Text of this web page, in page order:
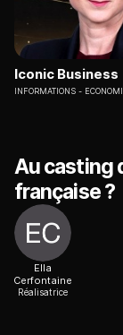
Iconic Business
INFORMATIONS
Au casting
française ?
Ella
Cerfontaine
Réalisatrice